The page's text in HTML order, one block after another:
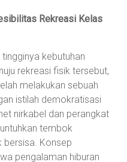
Rekreasi Kelas
kebutuhan
rekreasi fisik tersebut,
melakukan sebuah
istilah demokratisasi
nirkabel dan perangkat
tembok
bersisa. Konsep
pengalaman hiburan